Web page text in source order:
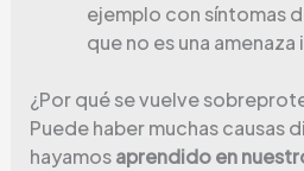
ejemplo con síntomas
que no es una
¿Por qué se vuelve
Puede haber muchas causas
hayamosaprendido en